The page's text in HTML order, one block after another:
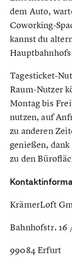
dem Auto,
Coworking-
kannst du
Tagesticket-
Raum-Nutzer
Montag bis
nutzen, auf
zu anderen
genießen,
zu den
KrämerLoft
Bahnhofstr. 16
99084 Erfurt